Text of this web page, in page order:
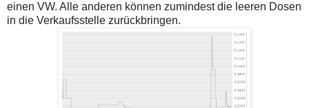
einen VW. Alle anderen können zumindest die leeren Dosen
in die Verkaufsstelle zurückbringen.